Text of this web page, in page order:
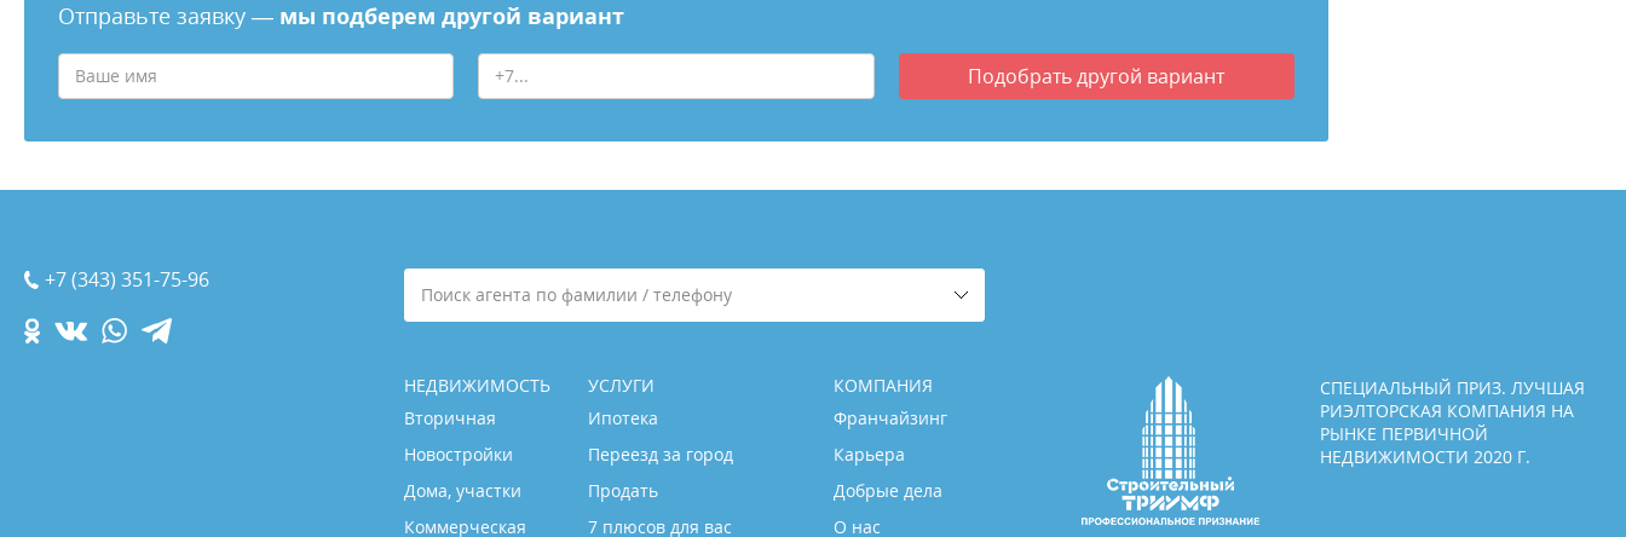
Отправьте заявку — мы подберем другой вариант
Подобратьдругой вариант
+7 (343) 351-75-96
Поиск агента по фамилии / телефону
НЕДВИЖИМОСТЬ
Вторичная
Новостройки
Дома, участки
Коммерческая
УСЛУГИ
Ипотека
Переезд за город
Продать
7 плюсов для вас
КОМПАНИЯ
Франчайзинг
Карьера
Добрые дела
О нас
СПЕЦИАЛЬНЫЙ ПРИЗ. ЛУЧШАЯ
РИЭЛТОРСКАЯ КОМПАНИЯ НА
РЫНКЕ ПЕРВИЧНОЙ
НЕДВИЖИМОСТИ 2020 Г.